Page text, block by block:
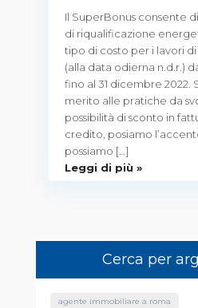
Il SuperBonus consente
di riqualificazione
tipo di costo per i lavori
(alla data odierna n.d.r.)
fino al 31 dicembre 2022.
merito alle pratiche da
possibilità di sconto in
credito, posiamo
possiamo […]
Leggi di più »
Cerca per
agente immobiliare a roma